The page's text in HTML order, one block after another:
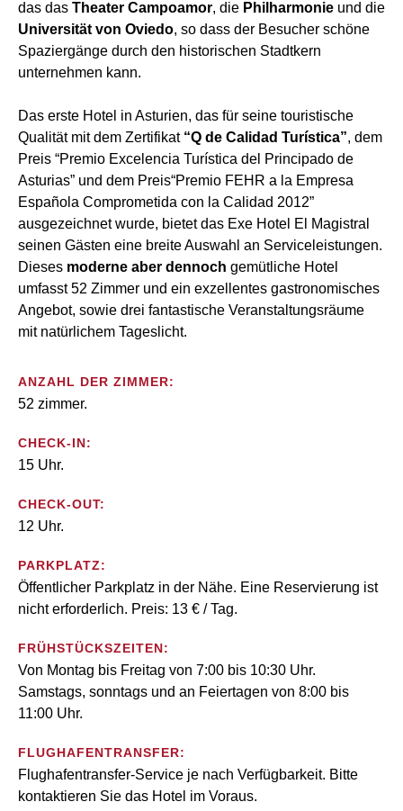
das das Theater Campoamor, die Philharmonie und die
Universität von Oviedo, so dass der Besucher schöne
Spaziergänge durch den historischen Stadtkern
unternehmen kann.
Das erste Hotel in Asturien, das für seine touristische
Qualität mit dem Zertifikat “Q de Calidad Turística”, dem
Preis “Premio Excelencia Turística del Principado de
Asturias” und dem Preis“Premio FEHR a la Empresa
Española Comprometida con la Calidad 2012”
ausgezeichnet wurde, bietet das Exe Hotel El Magistral
seinen Gästen eine breite Auswahl an Serviceleistungen.
Dieses moderne aber dennoch gemütliche Hotel
umfasst 52 Zimmer und ein exzellentes gastronomisches
Angebot, sowie drei fantastische Veranstaltungsräume
mit natürlichem Tageslicht.
ANZAHL DER ZIMMER:
52 zimmer.
CHECK-IN:
15 Uhr.
CHECK-OUT:
12 Uhr.
PARKPLATZ:
Öffentlicher Parkplatz in der Nähe. Eine Reservierung ist
nicht erforderlich. Preis: 13 € / Tag.
FRÜHSTÜCKSZEITEN:
Von Montag bis Freitag von 7:00 bis 10:30 Uhr.
Samstags, sonntags und an Feiertagen von 8:00 bis
11:00 Uhr.
FLUGHAFENTRANSFER:
Flughafentransfer-Service je nach Verfügbarkeit. Bitte
kontaktieren Sie das Hotel im Voraus.